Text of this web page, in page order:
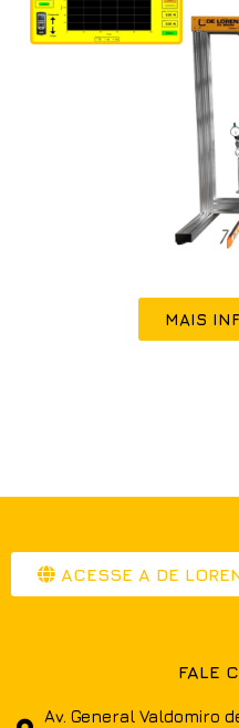
MAIS
ACESSE A DE
FALE
Av. General Valdomiro